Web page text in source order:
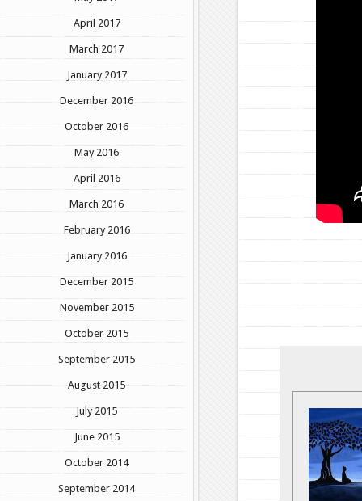
April 2017
March 2017
January 2017
December 2016
October 2016
May 2016
April 2016
March 2016
February 2016
January 2016
December 2015
November 2015
October 2015
September 2015
August 2015
July 2015
June 2015
October 2014
September 2014